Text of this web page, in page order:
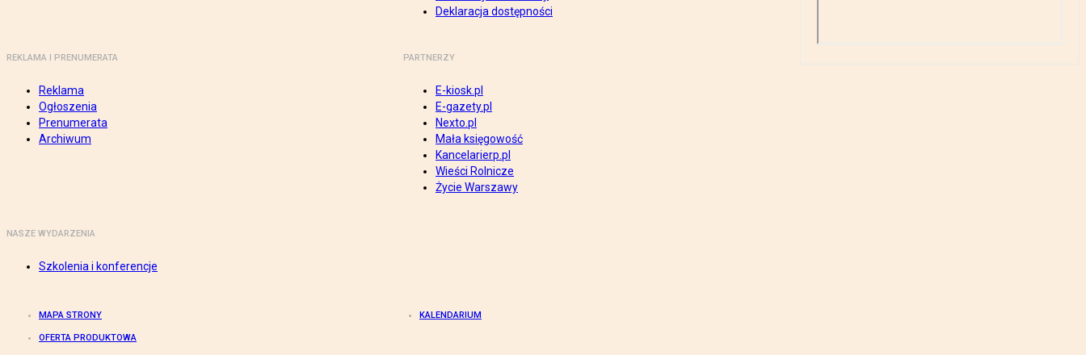
Deklaracja dostępności
REKLAMA I PRENUMERATA
Reklama
Ogłoszenia
Prenumerata
Archiwum
PARTNERZY
E-kiosk.pl
E-gazety.pl
Nexto.pl
Mała księgowość
Kancelarierp.pl
Wieści Rolnicze
Życie Warszawy
NASZE WYDARZENIA
Szkolenia i konferencje
MAPA STRONY KALENDARIUM
OFERTA PRODUKTOWA